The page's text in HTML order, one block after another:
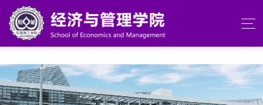
beats365(中国区)-唯一官方网站